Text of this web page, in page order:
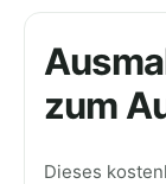
zum
Dieses